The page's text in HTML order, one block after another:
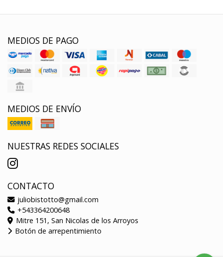
MEDIOS DE PAGO
MEDIOS DE ENVÍO
NUESTRAS REDES SOCIALES
CONTACTO
juliobistotto@gmail.com
+543364200648
Mitre 151, San Nicolas de los Arroyos
Botón de arrepentimiento